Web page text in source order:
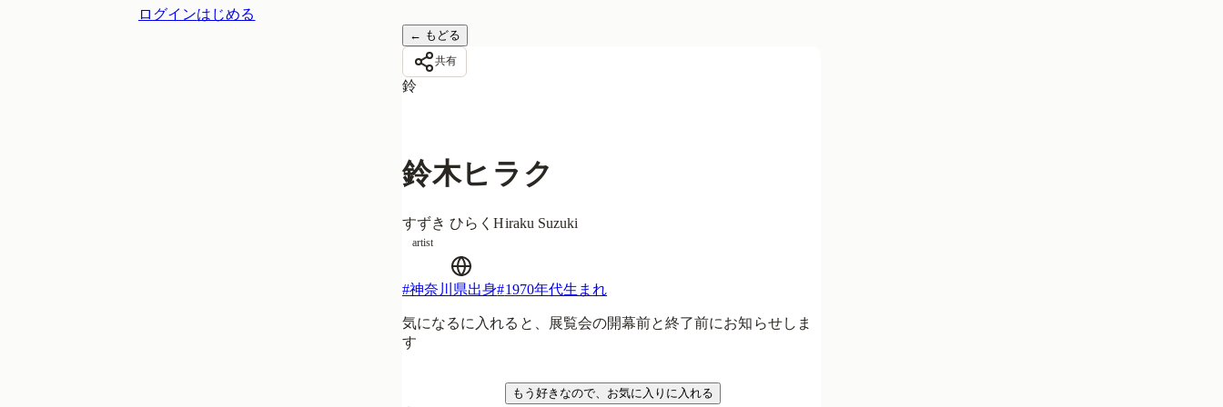
ログインはじめる
← もどる
共有
鈴
鈴木ヒラク
すずき ひらくHiraku Suzuki
artist
#神奈川県出身#1970年代生まれ
気になるに入れると、展覧会の開幕前と終了前にお知らせしま
す
もう好きなので、お気に入りに入れる